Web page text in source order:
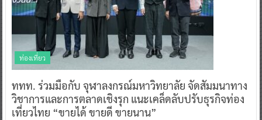
ท่องเที่ยว
ททท. ร่วมมือกับ จุฬาลงกรณ์มหาวิทยาลัย จัดสัมมนาทาง
วิชาการและการตลาดเชิงรุก แนะเคล็ดลับปรับธุรกิจท่อง
เที่ยวไทย “ขายได้ ขายดี ขายนาน”